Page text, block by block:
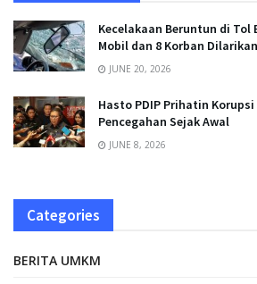
Kecelakaan Beruntun di Tol
Mobil dan 8 Korban Dilarikan
JUNE 20, 2026
Hasto PDIP Prihatin Korupsi
Pencegahan Sejak Awal
JUNE 8, 2026
Categories
BERITA UMKM